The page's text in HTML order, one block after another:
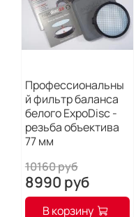
Профессиональны
й фильтр баланса
белого ExpoDisc -
резьба объектива
77 мм
10160 руб
8990 руб
В корзину